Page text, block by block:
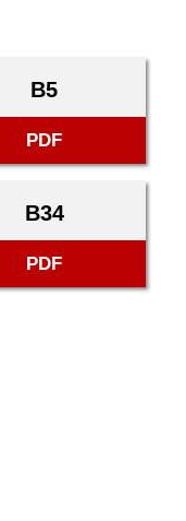
B5
PDF
B34
PDF